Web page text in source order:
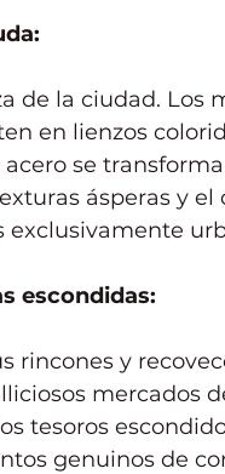
de la ciudad.
en lienzos
se
ásperas y
exclusivamente
escondidas:
rincones y
mercados
tesoros
genuinos de